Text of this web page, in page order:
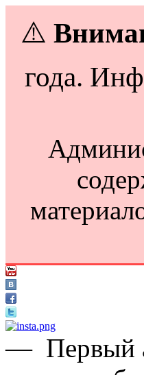
⚠️
года.
— Первый